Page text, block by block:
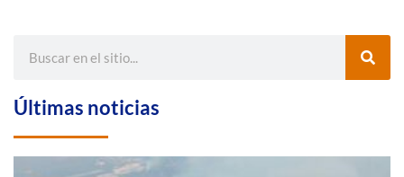
Últimas noticias